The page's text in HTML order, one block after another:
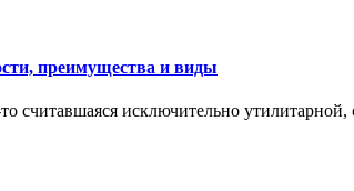
преимущества и виды
считавшаяся исключительно